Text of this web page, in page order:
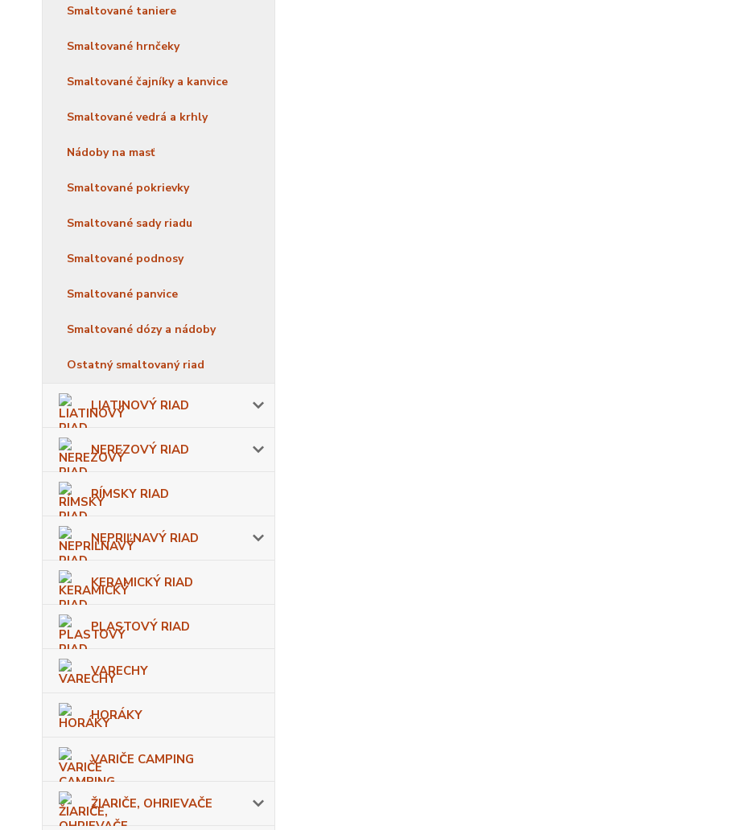
Smaltované taniere
Smaltované hrnčeky
Smaltované čajníky a kanvice
Smaltované vedrá a krhly
Nádoby na masť
Smaltované pokrievky
Smaltované sady riadu
Smaltované podnosy
Smaltované panvice
Smaltované dózy a nádoby
Ostatný smaltovaný riad
LIATINOVÝ RIAD
NEREZOVÝ RIAD
RÍMSKY RIAD
NEPRIĽNAVÝ RIAD
KERAMICKÝ RIAD
PLASTOVÝ RIAD
VARECHY
HORÁKY
VARIČE CAMPING
ŽIARIČE, OHRIEVAČE